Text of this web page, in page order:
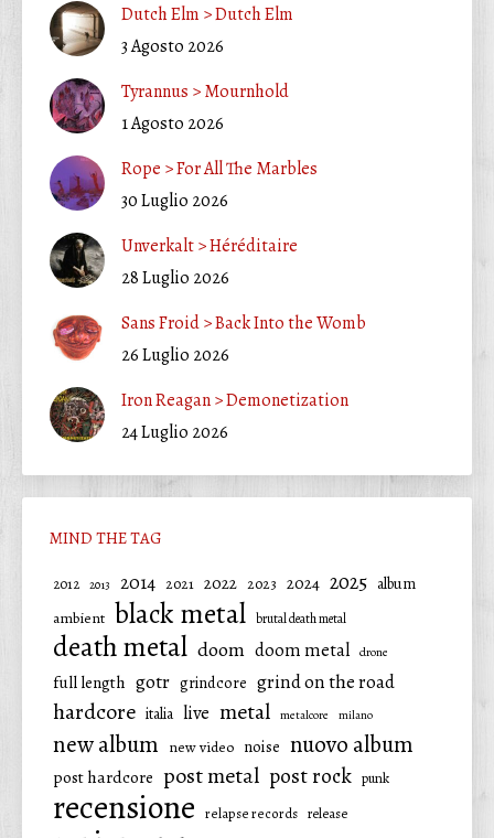
Dutch Elm > Dutch Elm
3 Agosto 2026
Tyrannus > Mournhold
1 Agosto 2026
Rope > For All The Marbles
30 Luglio 2026
Unverkalt > Héréditaire
28 Luglio 2026
Sans Froid > Back Into the Womb
26 Luglio 2026
Iron Reagan > Demonetization
24 Luglio 2026
MIND THE TAG
2012 2013 2014 2021 2022 2023 2024 2025 album
ambient black metal brutal death metal
death metal doom doom metal drone
full length gotr grindcore grind on the road
hardcore italia live metal metalcore milano
new album new video noise nuovo album
post hardcore post metal post rock punk
recensione relapse records release